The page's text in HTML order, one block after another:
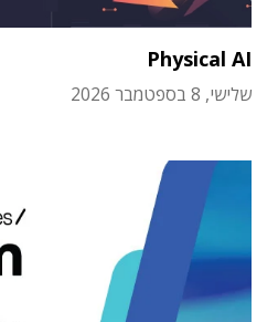
Physical AI
שלישי, 8 בספטמבר 2026